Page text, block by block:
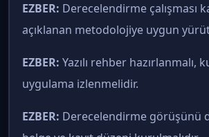
EZBER: Derecelendirme çalışması
açıklanan metodolojiye uygun
EZBER: Yazılı rehber hazırlanmalı,
uygulama izlenmelidir.
EZBER: Derecelendirme görüşünü